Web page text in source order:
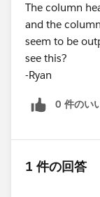
The column
and the
seem to be
see this?
-Ryan
0 件のい
1 件の回答